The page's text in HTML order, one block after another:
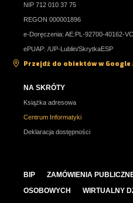
NIP 712 010 37 75
REGON 000001896
e-Doręczenia: AE:PL-92700-40162-
ePUAP: /UP-Lublin/SkrytkaESP
Przejdź do obiektów w Google
NA SKRÓTY
Książka adresowa
Centrum Informatyki
Deklaracja dostępności
BIP ZAMÓWIENIA
OSOBOWYCH
WIRTUALNY